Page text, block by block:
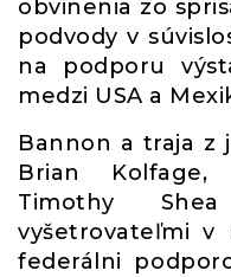
obvinenia zo
podvody v
na podporu
medzi USA a
Bannon a traja z
Brian
Timothy
vyšetrovateľmi
federálni